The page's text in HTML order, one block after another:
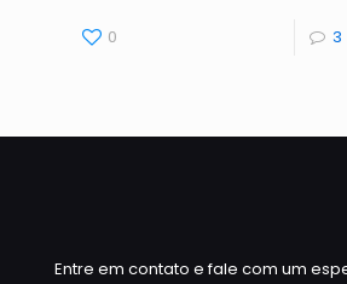
0 3
Entre em contato e fale com um